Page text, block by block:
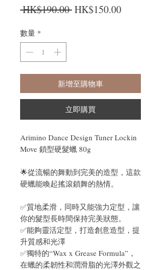
HK$190.00 一般價格
HK$150.00促銷價格
數量 *
新增至購物車
立即購買
Arimino Dance Design Tuner Lockin
Move 鎖型硬髮蠟 80g
🌟從流暢的舞動到完美的造型，這款
硬蠟能喚起搖滾鎖舞的熱情。
✅質地柔滑，同時又能強力定型，讓
你的髮型長時間保持完美狀態。
✅能夠靈活定型，打造創意造型，提
升質感和光澤
✅獨特的“Wax x Grease Formula”，
在蠟的柔韌性和潤滑脂的光澤外觀之